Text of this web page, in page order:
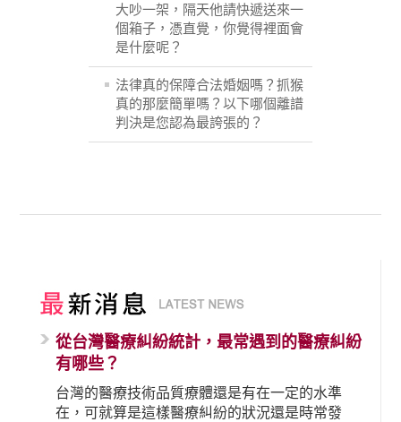
大吵一架，隔天他請快遞送來一
個箱子，憑直覺，你覺得裡面會
是什麼呢？
法律真的保障合法婚姻嗎？抓猴
真的那麼簡單嗎？以下哪個離譜
判決是您認為最誇張的？
從台灣醫療糾紛統計，最常遇到的醫療糾紛
有哪些？
台灣的醫療技術品質療體還是有在一定的水準
在，可就算是這樣醫療糾紛的狀況還是時常發